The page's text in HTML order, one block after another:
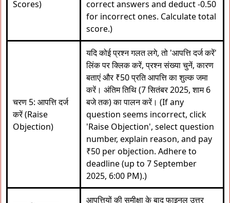
Scores)
correct answers and deduct -0.50
for incorrect ones. Calculate total
score.)
चरण 5: आपत्ति दर्ज
करें (Raise
Objection)
यदि कोई प्रश्न गलत लगे, तो 'आपत्ति दर्ज करें'
लिंक पर क्लिक करें, प्रश्न संख्या चुनें, कारण
बताएं और ₹50 प्रति आपत्ति का शुल्क जमा
करें। अंतिम तिथि (7 सितंबर 2025, शाम 6
बजे तक) का पालन करें। (If any
question seems incorrect, click
'Raise Objection', select question
number, explain reason, and pay
₹50 per objection. Adhere to
deadline (up to 7 September
2025, 6:00 PM).)
आपत्तियों की समीक्षा के बाद फाइनल उत्तर